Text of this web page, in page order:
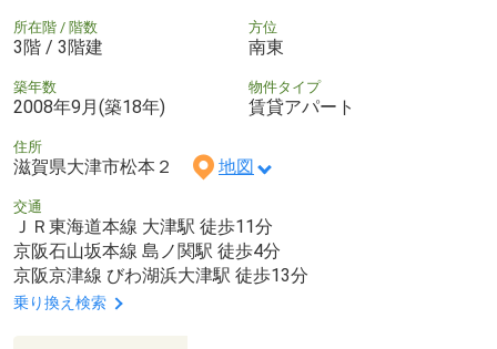
所在階 / 階数
3階 / 3階建
方位
南東
築年数
2008年9月(築18年)
物件タイプ
賃貸アパート
住所
滋賀県大津市松本２ 地図
交通
ＪＲ東海道本線 大津駅 徒歩11分
京阪石山坂本線 島ノ関駅 徒歩4分
京阪京津線 びわ湖浜大津駅 徒歩13分
乗り換え検索